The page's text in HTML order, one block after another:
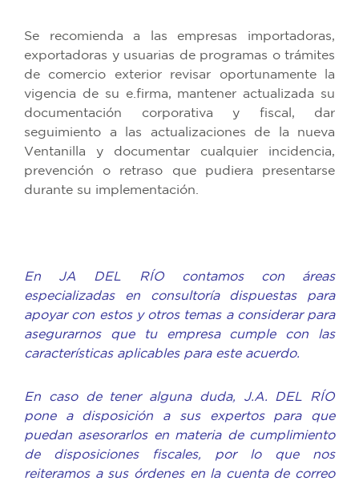
Se recomienda a las empresas importadoras,
exportadoras y usuarias de programas o trámites
de comercio exterior revisar oportunamente la
vigencia de su e.firma, mantener actualizada su
documentación corporativa y fiscal, dar
seguimiento a las actualizaciones de la nueva
Ventanilla y documentar cualquier incidencia,
prevención o retraso que pudiera presentarse
durante su implementación.
En JA DEL RÍO contamos con áreas
especializadas en consultoría dispuestas para
apoyar con estos y otros temas a considerar para
asegurarnos que tu empresa cumple con las
características aplicables para este acuerdo.
En caso de tener alguna duda, J.A. DEL RÍO
pone a disposición a sus expertos para que
puedan asesorarlos en materia de cumplimiento
de disposiciones fiscales, por lo que nos
reiteramos a sus órdenes en la cuenta de correo